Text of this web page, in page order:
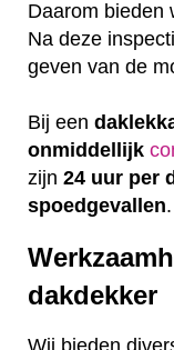
Daarom bieden
Na deze
geven van de
Bij een
onmiddellijk
zijn 24 uur per
spoedgevallen.
dakdekker